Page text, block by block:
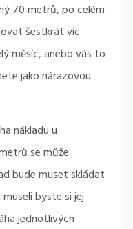
70 metrů, po celém
šestkrát víc
měsíc, anebo vás to
jako nárazovou
nákladu u
se může
bude muset skládat
byste si jej
jednotlivých